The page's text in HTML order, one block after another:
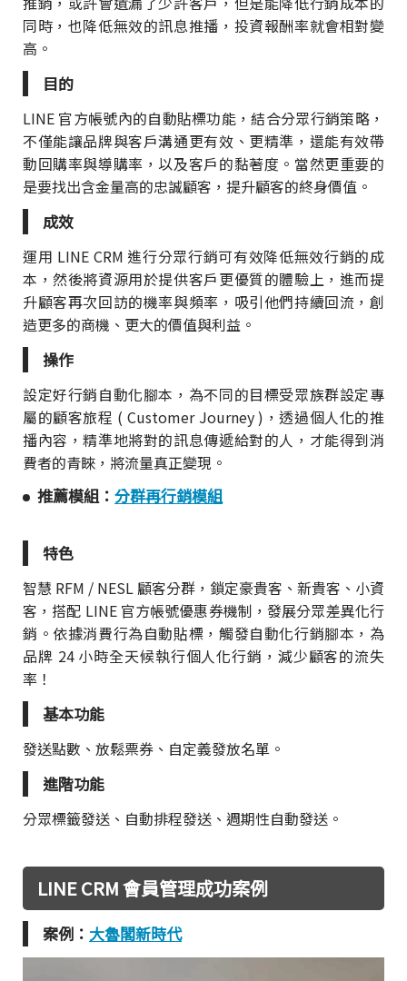
同時，也降低無效的訊息推播，投資報酬率就會相對變
高。
目的
LINE 官方帳號內的自動貼標功能，結合分眾行銷策略，
不僅能讓品牌與客戶溝通更有效、更精準，還能有效帶
動回購率與導購率，以及客戶的黏著度。當然更重要的
是要找出含金量高的忠誠顧客，提升顧客的終身價值。
成效
運用 LINE CRM 進行分眾行銷可有效降低無效行銷的成
本，然後將資源用於提供客戶更優質的體驗上，進而提
升顧客再次回訪的機率與頻率，吸引他們持續回流，創
造更多的商機、更大的價值與利益。
操作
設定好行銷自動化腳本，為不同的目標受眾族群設定專
屬的顧客旅程 ( Customer Journey )，透過個人化的推
播內容，精準地將對的訊息傳遞給對的人，才能得到消
費者的青睞，將流量真正變現。
推薦模組： 分群再行銷模組
特色
智慧 RFM / NESL 顧客分群，鎖定豪貴客、新貴客、小資
客，搭配 LINE 官方帳號優惠券機制，發展分眾差異化行
銷。依據消費行為自動貼標，觸發自動化行銷腳本，為
品牌 24 小時全天候執行個人化行銷，減少顧客的流失
率！
基本功能
發送點數、放鬆票券、自定義發放名單。
進階功能
分眾標籤發送、自動排程發送、週期性自動發送。
LINE CRM 會員管理成功案例
案例： 大魯閣新時代